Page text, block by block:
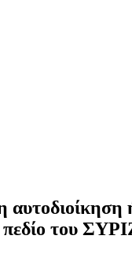
αυτοδιοίκηση
πεδίο του